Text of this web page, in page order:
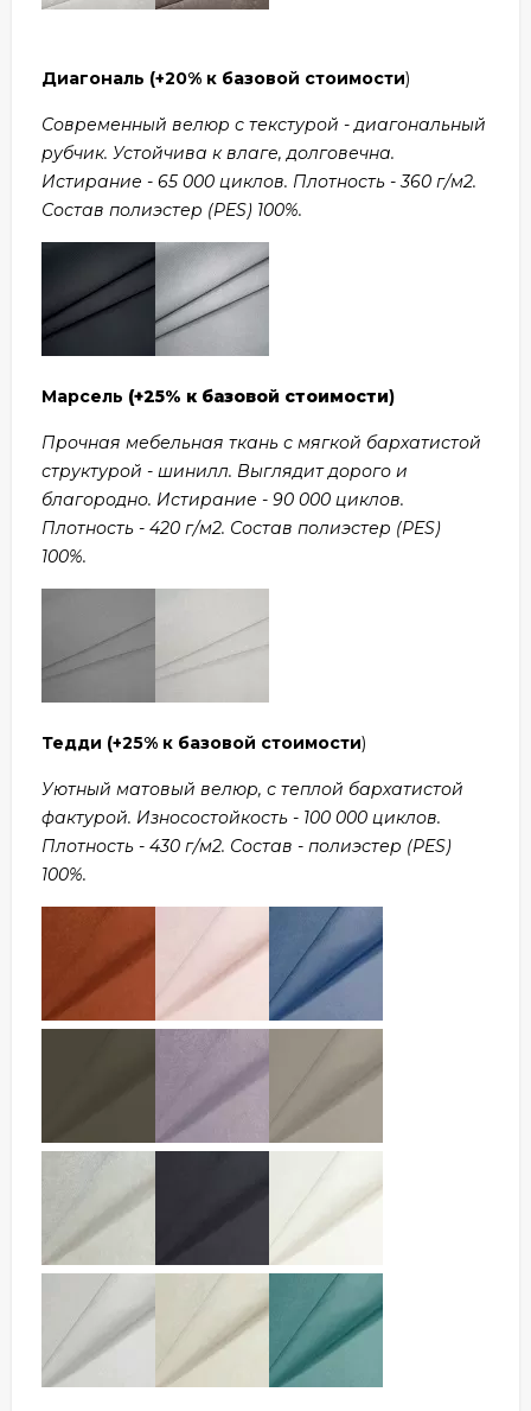
Диагональ (+20% к базовой стоимости)
Современный велюр с текстурой - диагональный
рубчик. Устойчива к влаге, долговечна.
Истирание - 65 000 циклов. Плотность - 360 г/м2.
Состав полиэстер (PES) 100%.
Марсель (+25% к базовой стоимости)
Прочная мебельная ткань с мягкой бархатистой
структурой - шинилл. Выглядит дорого и
благородно. Истирание - 90 000 циклов.
Плотность - 420 г/м2. Состав полиэстер (PES)
100%.
Тедди (+25% к базовой стоимости)
Уютный матовый велюр, с теплой бархатистой
фактурой. Износостойкость - 100 000 циклов.
Плотность - 430 г/м2. Состав - полиэстер (PES)
100%.